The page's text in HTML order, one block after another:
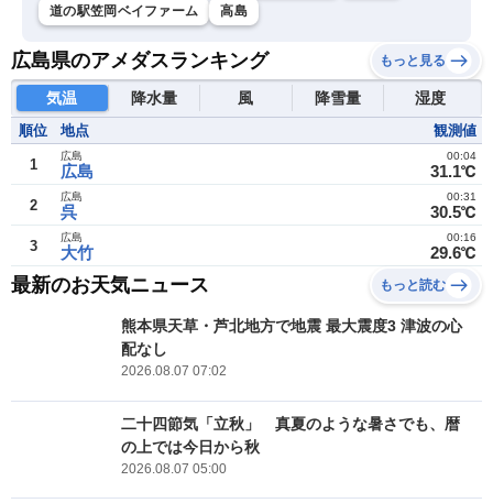
道の駅笠岡ベイファーム
高島
広島県のアメダスランキング もっと見る
気温 降水量 風 降雪量 湿度
順位 地点 観測値
1 広島
広島
31.1℃
00:04
2 呉
広島
30.5℃
00:31
3 大竹
広島
29.6℃
00:16
最新のお天気ニュース もっと読む
熊本県天草・芦北地方で地震 最大震度3 津波の心
配なし
2026.08.07 07:02
二十四節気「立秋」 真夏のような暑さでも、暦
の上では今日から秋
2026.08.07 05:00